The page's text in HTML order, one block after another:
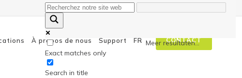
Meer resultaten...
Exact matches only
Search in title
CONTACT
À propos de nous Support FR